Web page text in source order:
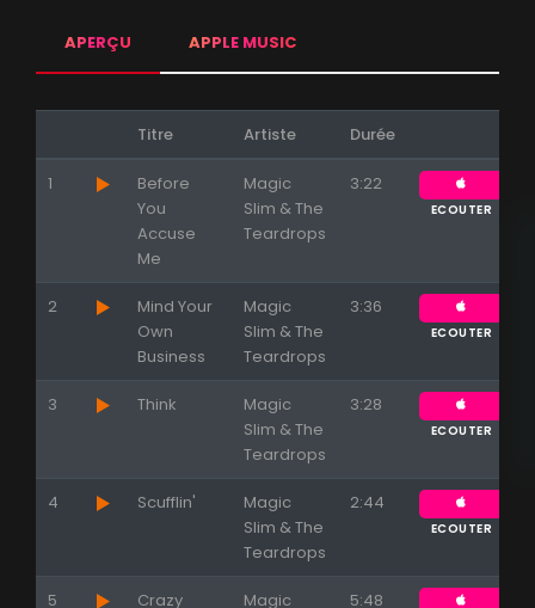
Appuyez sur ENTREE pour valider...
APERÇU APPLE MUSIC
Titre Artiste Durée
1
Before
You
Accuse
Me
Magic
Slim & The
Teardrops
3:22
ECOUTER
2
Mind Your
Own
Business
Magic
Slim & The
Teardrops
3:36
ECOUTER
3 Think
Magic
Slim & The
Teardrops
3:28
ECOUTER
4 Scufflin'
Magic
Slim & The
Teardrops
2:44
ECOUTER
5
Crazy
Magic
5:48